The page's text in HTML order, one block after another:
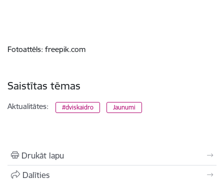
Fotoattēls: freepik.com
Saistītas tēmas
Aktualitātes: #dviskaidro Jaunumi
Drukāt lapu
Dalīties